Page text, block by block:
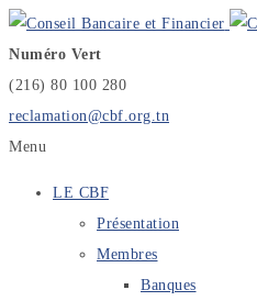
Numéro Vert
(216) 80 100 280
reclamation@cbf.org.tn
Menu
LE CBF
Présentation
Membres
Banques